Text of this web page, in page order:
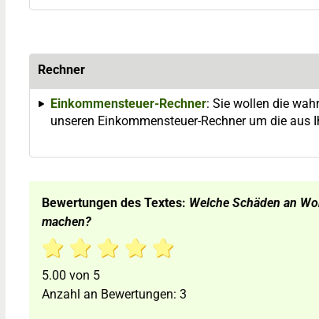
Rechner
Einkommensteuer-Rechner: Sie wollen die
unseren Einkommensteuer-Rechner um die
Bewertungen des Textes: Welche Schäden an
machen?
5.00 von 5
Anzahl an Bewertungen: 3